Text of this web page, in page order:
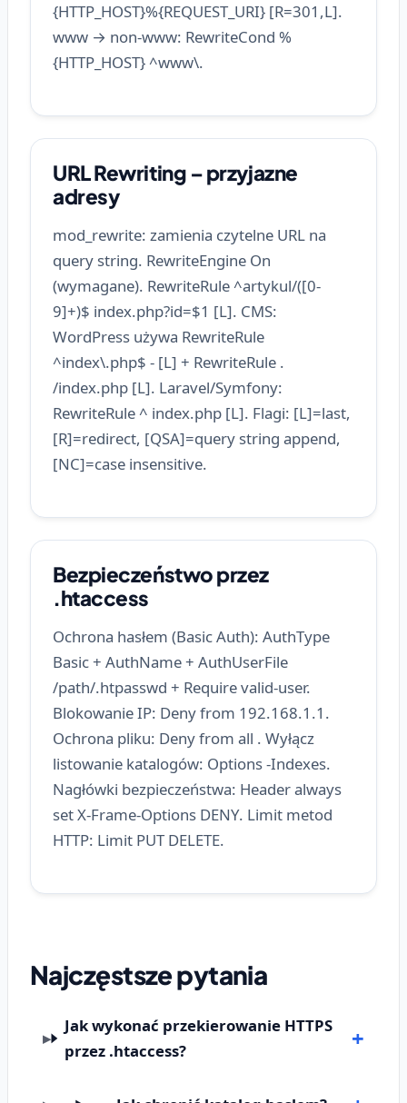
{HTTP_HOST}%{REQUEST_URI} [R=301,L].
www → non-www: RewriteCond %
{HTTP_HOST} ^www\.
URL Rewriting – przyjazne
adresy
mod_rewrite: zamienia czytelne URL na
query string. RewriteEngine On
(wymagane). RewriteRule ^artykul/([0-
9]+)$ index.php?id=$1 [L]. CMS:
WordPress używa RewriteRule
^index\.php$ - [L] + RewriteRule .
/index.php [L]. Laravel/Symfony:
RewriteRule ^ index.php [L]. Flagi: [L]=last,
[R]=redirect, [QSA]=query string append,
[NC]=case insensitive.
Bezpieczeństwo przez
.htaccess
Ochrona hasłem (Basic Auth): AuthType
Basic + AuthName + AuthUserFile
/path/.htpasswd + Require valid-user.
Blokowanie IP: Deny from 192.168.1.1.
Ochrona pliku: Deny from all . Wyłącz
listowanie katalogów: Options -Indexes.
Nagłówki bezpieczeństwa: Header always
set X-Frame-Options DENY. Limit metod
HTTP: Limit PUT DELETE.
Najczęstsze pytania
Jak wykonać przekierowanie HTTPS
przez .htaccess?